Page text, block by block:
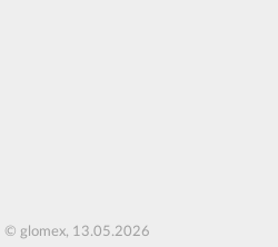
© glomex, 13.05.2026